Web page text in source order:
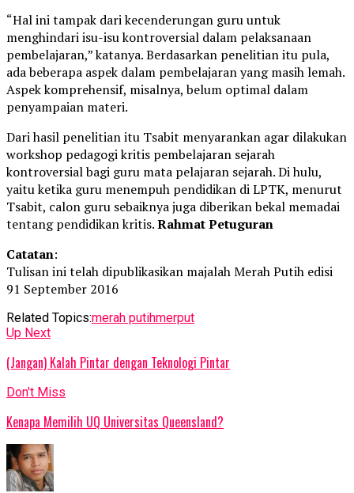
“Hal ini tampak dari kecenderungan guru untuk
menghindari isu-isu kontroversial dalam pelaksanaan
pembelajaran,” katanya. Berdasarkan penelitian itu pula,
ada beberapa aspek dalam pembelajaran yang masih lemah.
Aspek komprehensif, misalnya, belum optimal dalam
penyampaian materi.
Dari hasil penelitian itu Tsabit menyarankan agar dilakukan
workshop pedagogi kritis pembelajaran sejarah
kontroversial bagi guru mata pelajaran sejarah. Di hulu,
yaitu ketika guru menempuh pendidikan di LPTK, menurut
Tsabit, calon guru sebaiknya juga diberikan bekal memadai
tentang pendidikan kritis.Rahmat Petuguran
Catatan:
Tulisan ini telah dipublikasikan majalah Merah Putih edisi
91 September 2016
Related Topics:merah putihmerput
Up Next
(Jangan) Kalah Pintar dengan Teknologi Pintar
Don't Miss
Kenapa Memilih UQ Universitas Queensland?